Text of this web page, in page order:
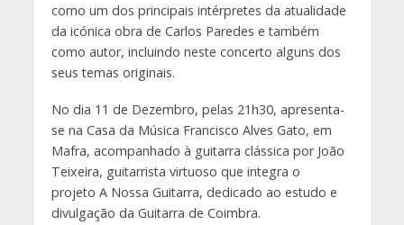
como um dos principais intérpretes da atualidade
da icónica obra de Carlos Paredes e também
como autor, incluindo neste concerto alguns dos
seus temas originais.
No dia 11 de Dezembro, pelas 21h30, apresenta-
se na Casa da Música Francisco Alves Gato, em
Mafra, acompanhado à guitarra clássica por João
Teixeira, guitarrista virtuoso que integra o
projeto A Nossa Guitarra, dedicado ao estudo e
divulgação da Guitarra de Coimbra.